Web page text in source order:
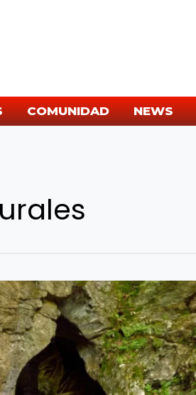
COMUNIDAD NEWS